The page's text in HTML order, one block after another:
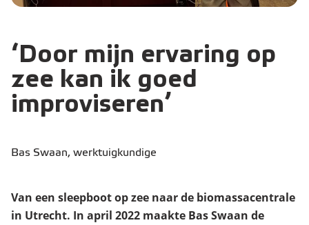
‘Door mijn ervaring op
zee kan ik goed
improviseren’
Bas Swaan, werktuigkundige
Van een sleepboot op zee naar de biomassacentrale
in Utrecht. In april 2022 maakte Bas Swaan de